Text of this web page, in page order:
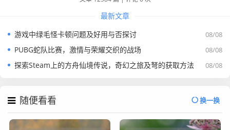
最新文章
08/08
游戏中绿毛怪卡顿问题及好用与否探讨
08/08
PUBG蛇队比赛，激情与荣耀交织的战场
08/08
探索Steam上的方舟仙境传说，奇幻之旅及弩的获取方法
随便看看 换一换